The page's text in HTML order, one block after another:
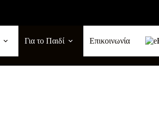
Για το Παιδί Επικοινωνία